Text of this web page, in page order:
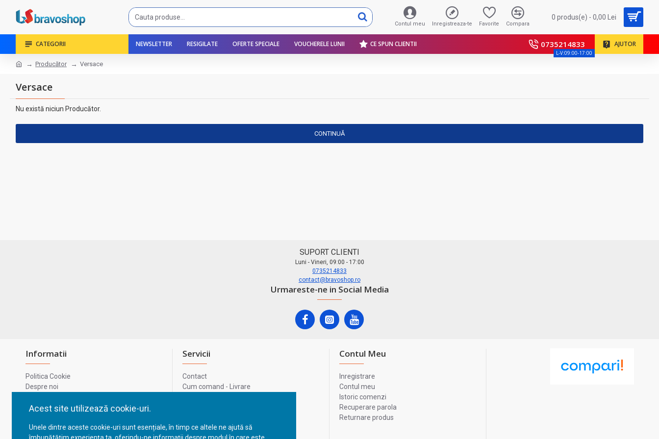
Acest site utilizează cookie-uri.
Unele dintre aceste cookie-uri sunt esențiale, în timp ce altele ne ajută să
Contul meu Inregistreaza-te Favorite Compara
0 produs(e) - 0,00 Lei
CATEGORII NEWSLETTER RESIGILATE OFERTE SPECIALE VOUCHERELE LUNII CE SPUN CLIENTII 0735214833
L-V:09:00-17:00
AJUTOR
Producător Versace
Versace
Nu există niciun Producător.
CONTINUĂ
SUPORT CLIENTI
Luni - Vineri, 09:00 - 17:00
0735214833
contact@bravoshop.ro
Urmareste-ne in Social Media
Informatii
Politica Cookie
Despre noi
Confidentialitate
GDPR - Datele tale
Servicii
Contact
Cum comand - Livrare
ANPC
Contul Meu
Inregistrare
Contul meu
Istoric comenzi
Recuperare parola
Returnare produs